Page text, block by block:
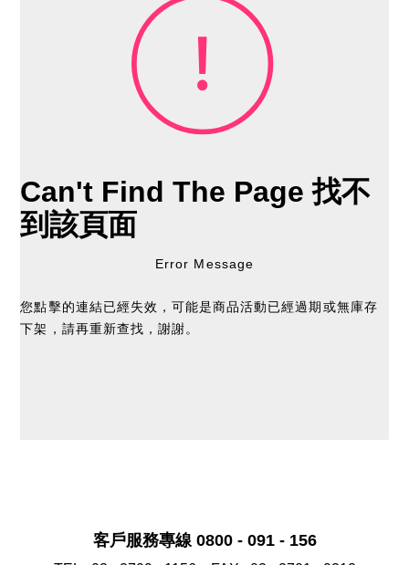
Can't Find The Page找不
到該頁面
Error Message
您點擊的連結已經失效，可能是商品活動已經過期或無庫存
下架，請再重新查找，謝謝。
客戶服務專線 0800 - 091 - 156